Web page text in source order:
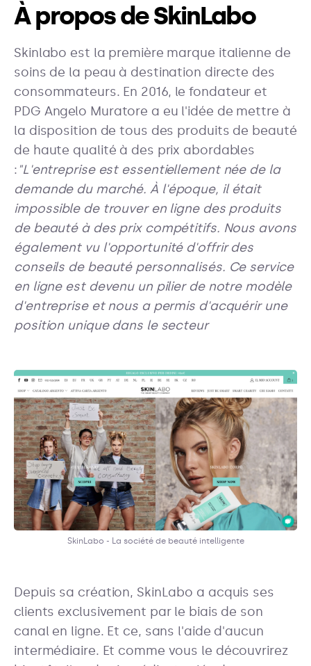
À propos de SkinLabo
Skinlabo est la première marque italienne de
soins de la peau à destination directe des
consommateurs. En 2016, le fondateur et
PDG Angelo Muratore a eu l'idée de mettre à
la disposition de tous des produits de beauté
de haute qualité à des prix abordables
: "L'entreprise est essentiellement née de la
demande du marché. À l'époque, il était
impossible de trouver en ligne des produits
de beauté à des prix compétitifs. Nous avons
également vu l'opportunité d'offrir des
conseils de beauté personnalisés. Ce service
en ligne est devenu un pilier de notre modèle
d'entreprise et nous a permis d'acquérir une
position unique dans le secteur
SkinLabo - La société de beauté intelligente
Depuis sa création, SkinLabo a acquis ses
clients exclusivement par le biais de son
canal en ligne. Et ce, sans l'aide d'aucun
intermédiaire. Et comme vous le découvrirez